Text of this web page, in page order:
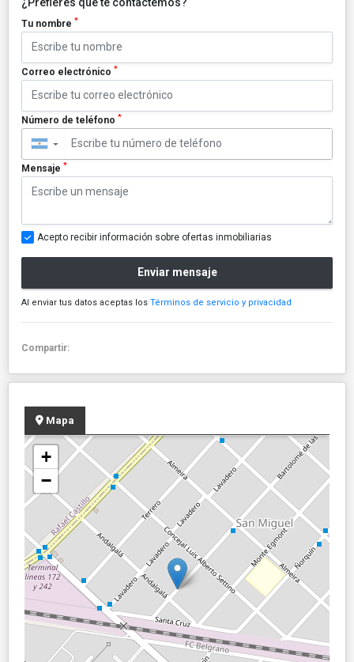
Tu nombre *
Correo electrónico *
Número de teléfono *
▼
Mensaje *
Acepto recibir información sobre ofertas inmobiliarias
Enviar mensaje
Al enviar tus datos aceptas los Términos de servicio y privacidad
Compartir:
Mapa
+
−